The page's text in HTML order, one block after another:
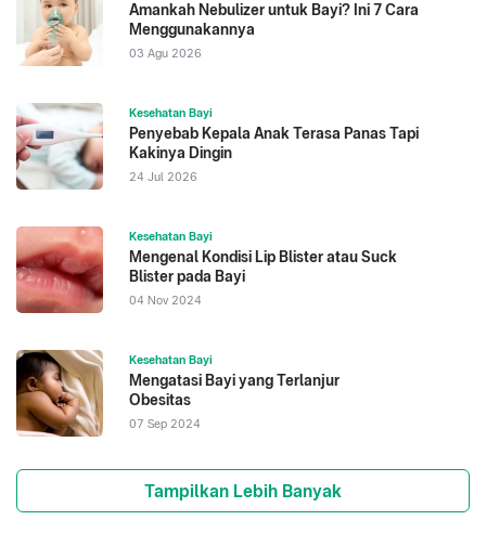
Amankah Nebulizer untuk Bayi? Ini 7 Cara
Menggunakannya
03 Agu 2026
Kesehatan Bayi
Penyebab Kepala Anak Terasa Panas Tapi
Kakinya Dingin
24 Jul 2026
Kesehatan Bayi
Mengenal Kondisi Lip Blister atau Suck
Blister pada Bayi
04 Nov 2024
Kesehatan Bayi
Mengatasi Bayi yang Terlanjur
Obesitas
07 Sep 2024
Tampilkan Lebih Banyak